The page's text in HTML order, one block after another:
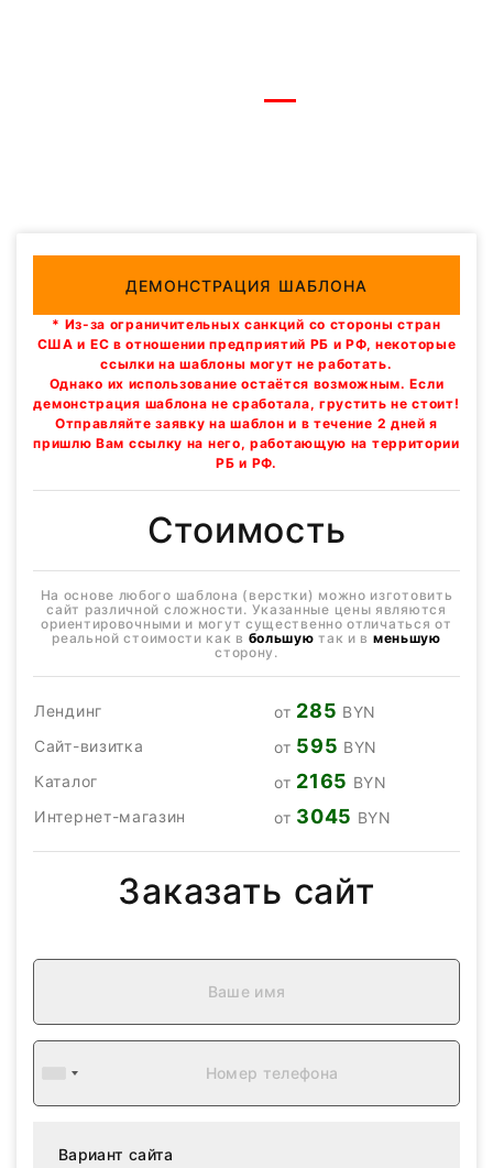
ДЕМОНСТРАЦИЯ ШАБЛОНА
* Из-за ограничительных санкций со стороны стран
США и ЕС в отношении предприятий РБ и РФ, некоторые
ссылки на шаблоны могут не работать.
Однако их использование остаётся возможным. Если
демонстрация шаблона не сработала, грустить не стоит!
Отправляйте заявку на шаблон и в течение 2 дней я
пришлю Вам ссылку на него, работающую на территории
РБ и РФ.
Стоимость
На основе любого шаблона (верстки) можно изготовить
сайт различной сложности. Указанные цены являются
ориентировочными и могут существенно отличаться от
реальной стоимости как в большую так и в меньшую
сторону.
Лендинг от 285 BYN
Сайт-визитка
от 595 BYN
Каталог
от 2165 BYN
Интернет-магазин
от 3045 BYN
Заказать сайт